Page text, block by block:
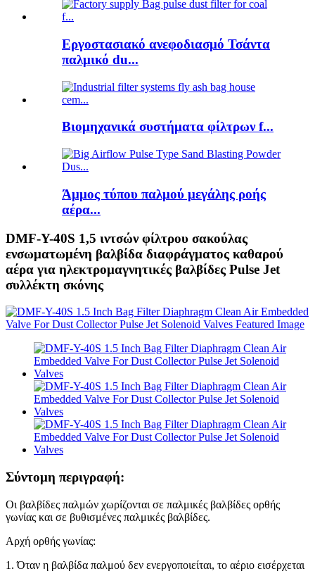
Εργοστασιακό ανεφοδιασμό Τσάντα
παλμικό du...
Βιομηχανικά συστήματα φίλτρων f...
Άμμος τύπου παλμού μεγάλης ροής
αέρα...
DMF-Y-40S 1,5 ιντσών φίλτρου σακούλας
ενσωματωμένη βαλβίδα διαφράγματος καθαρού
αέρα για ηλεκτρομαγνητικές βαλβίδες Pulse Jet
συλλέκτη σκόνης
Σύντομη περιγραφή:
Οι βαλβίδες παλμών χωρίζονται σε παλμικές βαλβίδες ορθής
γωνίας και σε βυθισμένες παλμικές βαλβίδες.
Αρχή ορθής γωνίας:
1. Όταν η βαλβίδα παλμού δεν ενεργοποιείται, το αέριο εισέρχεται